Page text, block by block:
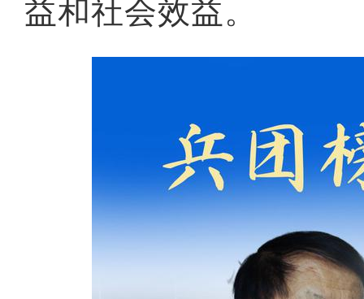
益和社会效益。